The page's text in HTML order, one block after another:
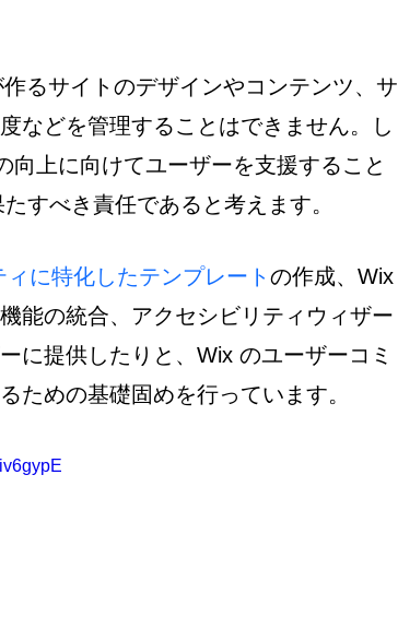
るサイトのデザインやコンテンツ、サ
などを管理することはできません。し
向上に向けてユーザーを支援すること
すべき責任であると考えます。
に特化したテンプレート の作成、Wix
能の統合、アクセシビリティウィザー
に提供したりと、Wix のユーザーコミ
ための基礎固めを行っています。